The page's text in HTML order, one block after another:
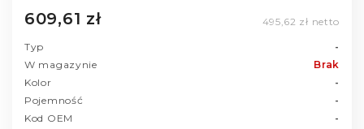
609,61 zł 495,62 zł netto
Typ
-
W magazynie
Brak
Kolor
-
Pojemność
-
Kod OEM
-